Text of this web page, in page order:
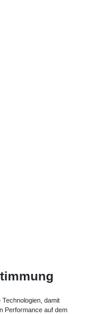
damit
Performance auf dem